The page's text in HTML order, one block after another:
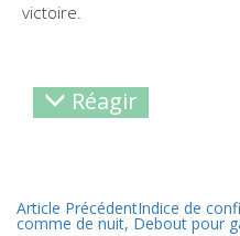
victoire.
Réagir
Article PrécédentIndice de
comme de nuit, Debout pour